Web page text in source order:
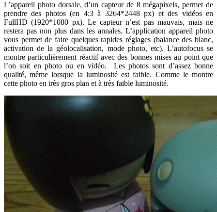
L’appareil photo dorsale, d’un capteur de 8 mégapixels, permet de
prendre des photos (en 4:3 à 3264*2448 px) et des vidéos en
FullHD (1920*1080 px). Le capteur n’est pas mauvais, mais ne
restera pas non plus dans les annales. L’application appareil photo
vous permet de faire quelques rapides réglages (balance des blanc,
activation de la géolocalisation, mode photo, etc). L’autofocus se
montre particulièrement réactif avec des bonnes mises au point que
l’on soit en photo ou en vidéo. Les photos sont d’assez bonne
qualité, même lorsque la luminosité est faible. Comme le montre
cette photo en très gros plan et à très faible luminosité.